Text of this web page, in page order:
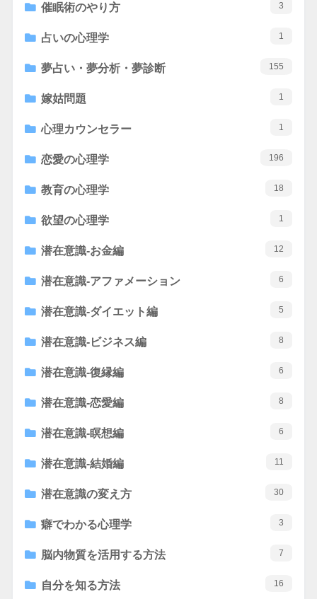
催眠術のやり方 3
占いの心理学 1
夢占い・夢分析・夢診断 155
嫁姑問題 1
心理カウンセラー 1
恋愛の心理学 196
教育の心理学 18
欲望の心理学 1
潜在意識-お金編 12
潜在意識-アファメーション 6
潜在意識-ダイエット編 5
潜在意識-ビジネス編 8
潜在意識-復縁編 6
潜在意識-恋愛編 8
潜在意識-瞑想編 6
潜在意識-結婚編 11
潜在意識の変え方 30
癖でわかる心理学 3
脳内物質を活用する方法 7
自分を知る方法 16